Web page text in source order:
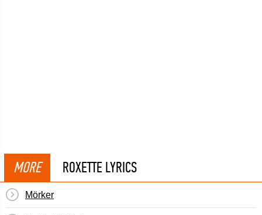
MORE ROXETTE LYRICS
Mörker